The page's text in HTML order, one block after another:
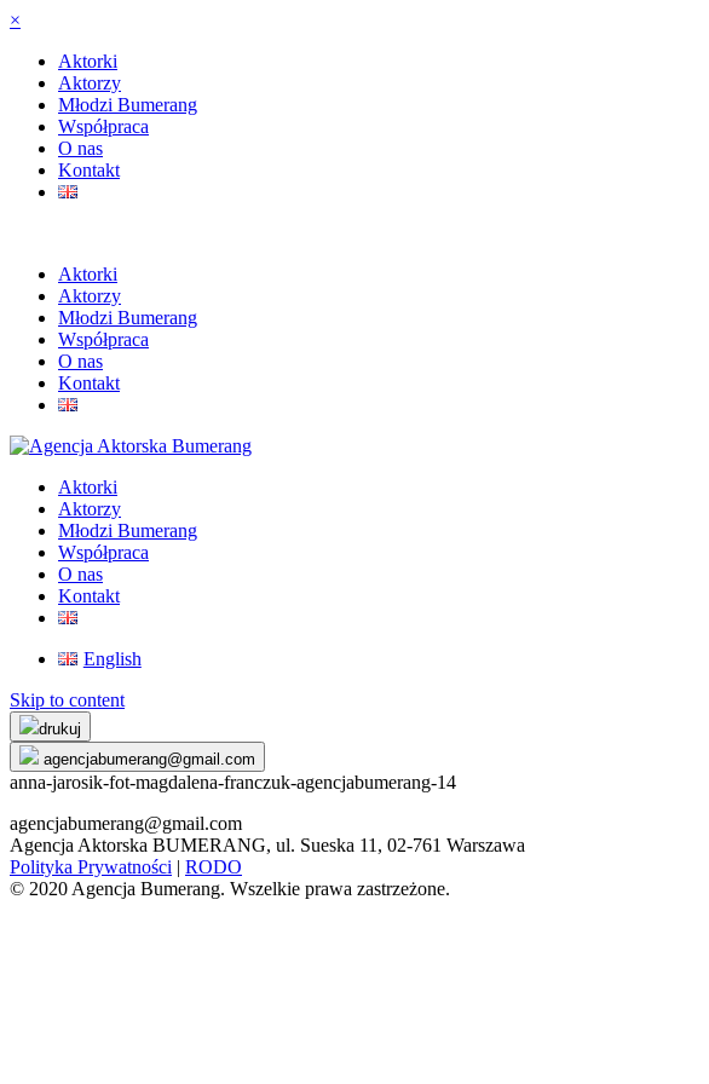
×
Aktorki
Aktorzy
Młodzi Bumerang
Współpraca
O nas
Kontakt
Aktorki
Aktorzy
Młodzi Bumerang
Współpraca
O nas
Kontakt
Aktorki
Aktorzy
Młodzi Bumerang
Współpraca
O nas
Kontakt
English
Skip to content
drukuj
agencjabumerang@gmail.com
anna-jarosik-fot-magdalena-franczuk-agencjabumerang-14
agencjabumerang@gmail.com
Agencja Aktorska BUMERANG, ul. Sueska 11, 02-761 Warszawa
Polityka Prywatności | RODO
© 2020 Agencja Bumerang. Wszelkie prawa zastrzeżone.